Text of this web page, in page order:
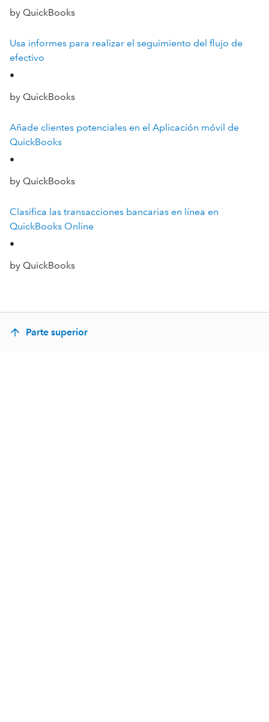
by QuickBooks
Usa informes para realizar el seguimiento del flujo de
efectivo
•
by QuickBooks
Añade clientes potenciales en el Aplicación móvil de
QuickBooks
•
by QuickBooks
Clasifica las transacciones bancarias en línea en
QuickBooks Online
•
by QuickBooks
Parte superior